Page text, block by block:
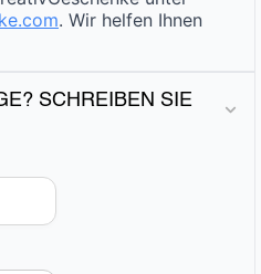
. Wir helfen Ihnen
SCHREIBEN SIE